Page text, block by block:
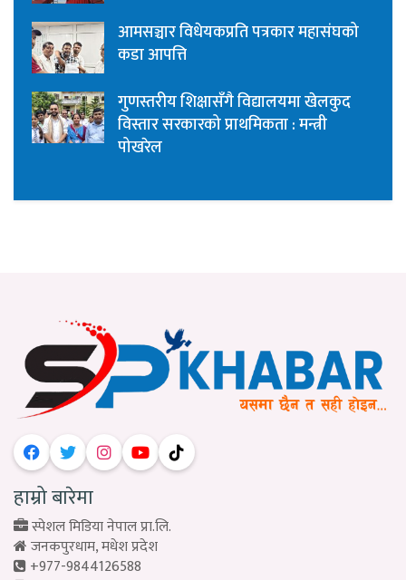
आमसञ्चार विधेयकप्रति पत्रकार महासंघको
कडा आपत्ति
गुणस्तरीय शिक्षासँगै विद्यालयमा खेलकुद
विस्तार सरकारको प्राथमिकता : मन्त्री
पोखरेल
हाम्रो बारेमा
स्पेशल मिडिया नेपाल प्रा.लि.
जनकपुरधाम, मधेश प्रदेश
+977-9844126588